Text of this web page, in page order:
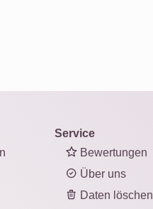
Service
Bewertungen
Über uns
Daten löschen